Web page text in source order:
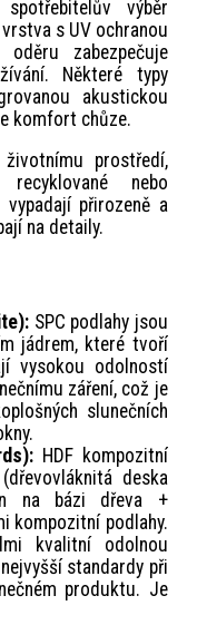
výběr
s UV ochranou
zabezpečuje
Některé typy
akustickou
komfort chůze.
prostředí,
nebo
přirozeně a
na detaily.
SPC podlahy jsou
jádrem, které tvoří
vysokou odolností
záření, což je
slunečních
HDF kompozitní
deska
na bázi dřeva +
kompozitní podlahy.
kvalitní odolnou
standardy při
produktu. Je